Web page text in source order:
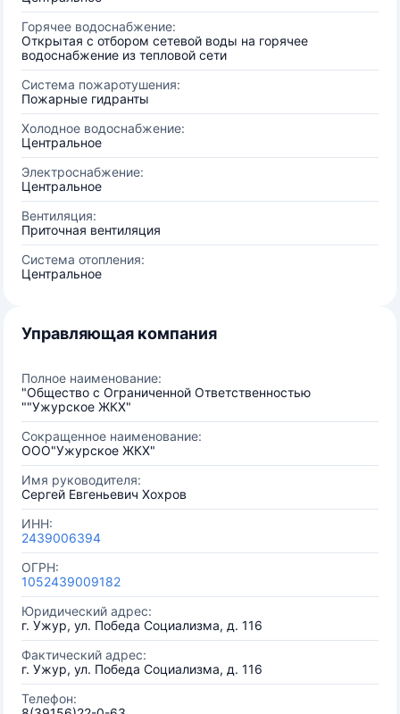
Горячее водоснабжение:
Открытая с отбором сетевой воды на горячее
водоснабжение из тепловой сети
Система пожаротушения:
Пожарные гидранты
Холодное водоснабжение:
Центральное
Электроснабжение:
Центральное
Вентиляция:
Приточная вентиляция
Система отопления:
Центральное
Управляющая компания
Полное наименование:
"Общество с Ограниченной Ответственностью
""Ужурское ЖКХ"
Сокращенное наименование:
ООО"Ужурское ЖКХ"
Имя руководителя:
Сергей Евгеньевич Хохров
ИНН:
2439006394
ОГРН:
1052439009182
Юридический адрес:
г. Ужур, ул. Победа Социализма, д. 116
Фактический адрес:
г. Ужур, ул. Победа Социализма, д. 116
Телефон: